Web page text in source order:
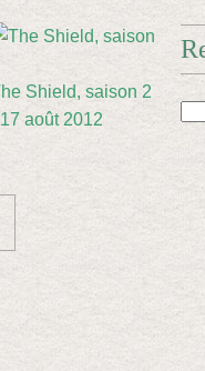
Shield, saison 2
août 2012